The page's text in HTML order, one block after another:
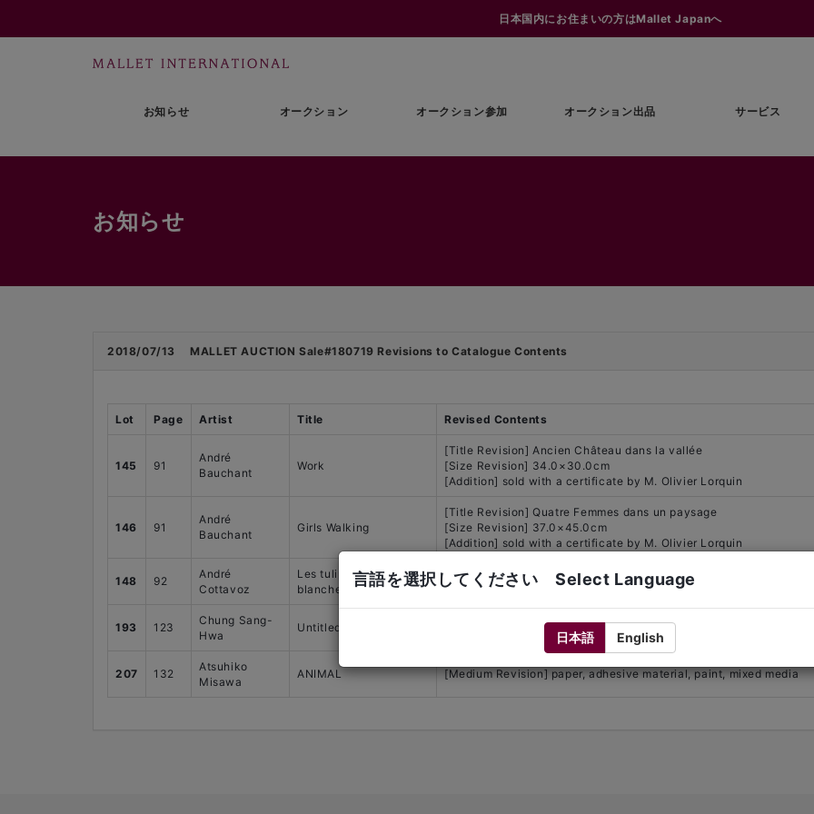
日本国内にお住まいの方はMallet Japanへ
お知らせ オークション オークション参加 オークション出品 サービス
お知らせ
2018/07/13 MALLET AUCTION Sale#180719 Revisions to Catalogue Contents
Lot Page Artist Title Revised Contents
145 91
André
Bauchant
Work
[Title Revision] Ancien Château dans la vallée
[Size Revision] 34.0×30.0cm
[Addition] sold with a certificate by M. Olivier Lorquin
146 91
André
Bauchant
Girls Walking
[Title Revision] Quatre Femmes dans un paysage
[Size Revision] 37.0×45.0cm
[Addition] sold with a certificate by M. Olivier Lorquin
148 92
André
Cottavoz
Les tulips rouge et
blanches
[Revision] the authenticity of this work has been kindly
Mme. Hélène Cottavoz
193 123
Chung Sang-
Hwa
Untitled
207 132
Atsuhiko
Misawa
ANIMAL [Medium Revision] paper, adhesive material, paint, mixed media
言語を選択してください Select Language
日本語 English